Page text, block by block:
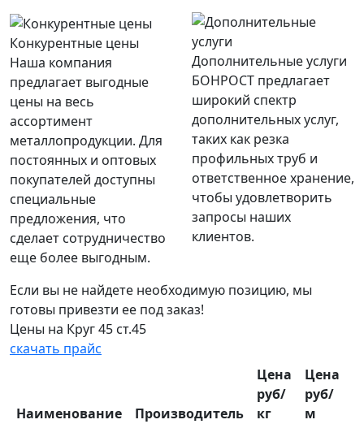
Конкурентные цены
Наша компания
предлагает выгодные
цены на весь
ассортимент
металлопродукции. Для
постоянных и оптовых
покупателей доступны
специальные
предложения, что
сделает сотрудничество
еще более выгодным.
Дополнительные услуги
БОНРОСТ предлагает
широкий спектр
дополнительных услуг,
таких как резка
профильных труб и
ответственное хранение,
чтобы удовлетворить
запросы наших
клиентов.
Если вы не найдете необходимую позицию, мы
готовы привезти ее под заказ!
Цены на Круг 45 ст.45
скачать прайс
Наименование Производитель
Цена
руб/
кг
Цена
руб/
м